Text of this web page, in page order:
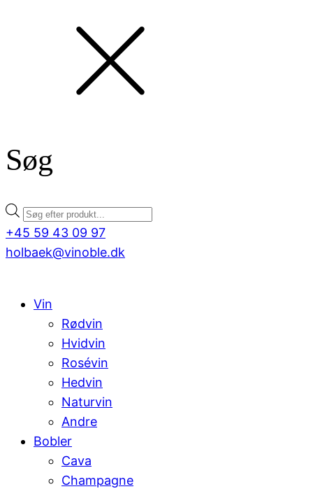
Søg
Products
search
+45 59 43 09 97
holbaek@vinoble.dk
Vin
Rødvin
Hvidvin
Rosévin
Hedvin
Naturvin
Andre
Bobler
Cava
Champagne